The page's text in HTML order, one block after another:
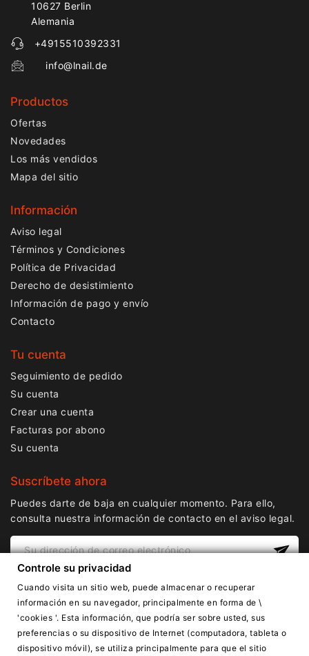
10627 Berlin
Alemania
+4915510392331
info@lnail.de
Productos
Ofertas
Novedades
Los más vendidos
Mapa del sitio
Información
Aviso legal
Términos y Condiciones
Política de Privacidad
Derecho de desistimiento
Información de pago y envío
Contacto
Tu cuenta
Seguimiento de pedido
Su cuenta
Crear una cuenta
Facturas por abono
Su cuenta
Suscríbete ahora
Puedes darte de baja en cualquier momento. Para ello,
consulta nuestra información de contacto en el aviso legal.
Controle su privacidad
Cuando visita un sitio web, puede almacenar o recuperar
información en su navegador, principalmente en forma de \
'cookies '. Esta información, que podría ser sobre usted, sus
preferencias o su dispositivo de Internet (computadora, tableta o
dispositivo móvil), se utiliza principalmente para que el sitio